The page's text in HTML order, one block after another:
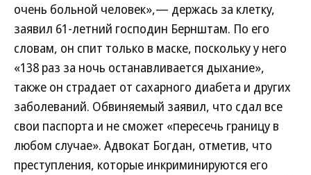
очень больной человек»,— держась за клетку,
заявил 61-летний господин Бернштам. По его
словам, он спит только в маске, поскольку у него
«138 раз за ночь останавливается дыхание»,
также он страдает от сахарного диабета и других
заболеваний. Обвиняемый заявил, что сдал все
свои паспорта и не сможет «пересечь границу в
любом случае». Адвокат Богдан, отметив, что
преступления, которые инкриминируются его